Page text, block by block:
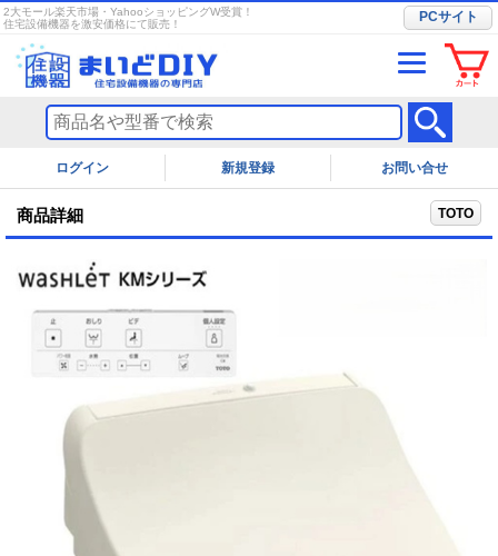
2大モール楽天市場・YahooショッピングW受賞！
住宅設備機器を激安価格にて販売！
PCサイト
ログイン お問い合せ
商品詳細 TOTO